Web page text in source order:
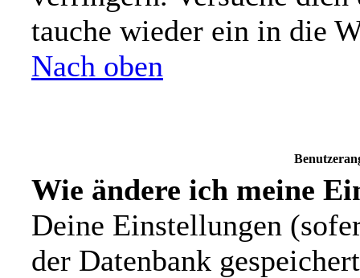
tauche wieder ein in die
Nach oben
Wie ändere ich meine
Deine Einstellungen
der Datenbank